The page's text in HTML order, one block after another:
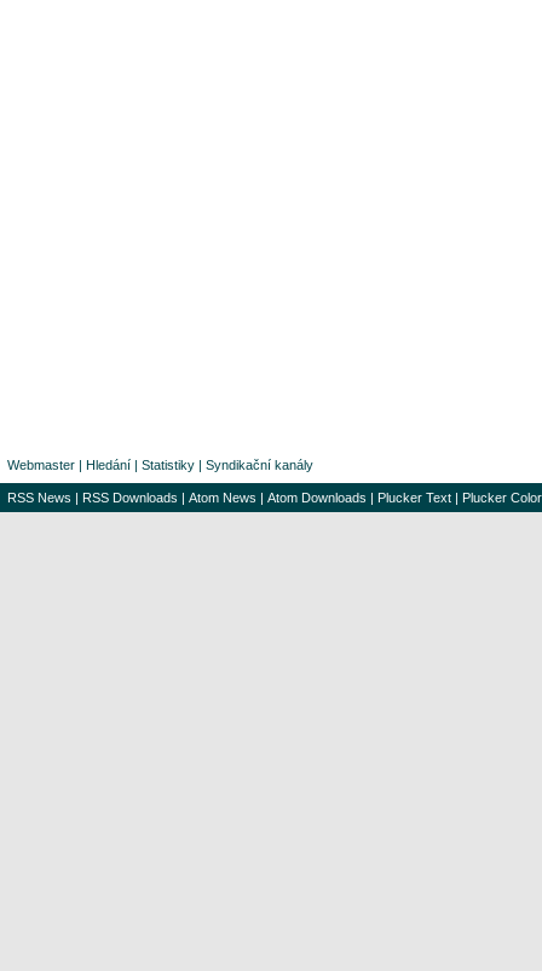
Webmaster | Hledání | Statistiky | Syndikační kanály
RSS News | RSS Downloads | Atom News | Atom Downloads | Plucker Text | Plucker Color